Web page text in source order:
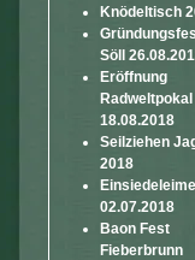
Knödeltisch
Söll
Eröffnung
Radweltpokal
18.08.2018
Seilziehen
2018
02.07.2018
Baon Fest
Fieberbrunn